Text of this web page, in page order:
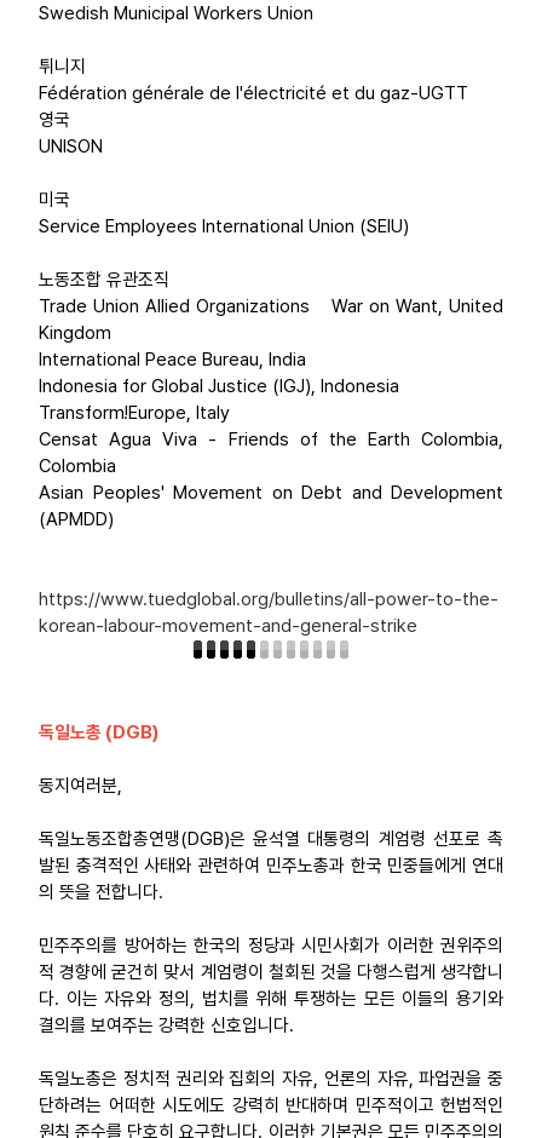
Swedish Municipal Workers Union
튀니지
Fédération générale de l'électricité et du gaz-UGTT
영국
UNISON
미국
Service Employees International Union (SEIU)
노동조합 유관조직
Trade Union Allied Organizations War on Want, United
Kingdom
International Peace Bureau, India
Indonesia for Global Justice (IGJ), Indonesia
Transform!Europe, Italy
Censat Agua Viva - Friends of the Earth Colombia,
Colombia
Asian Peoples' Movement on Debt and Development
(APMDD)
https://www.tuedglobal.org/bulletins/all-power-to-the-
korean-labour-movement-and-general-strike
독일노총 (DGB)
동지여러분,
독일노동조합총연맹(DGB)은 윤석열 대통령의 계엄령 선포로 촉
발된 충격적인 사태와 관련하여 민주노총과 한국 민중들에게 연대
의 뜻을 전합니다.
민주주의를 방어하는 한국의 정당과 시민사회가 이러한 권위주의
적 경향에 굳건히 맞서 계엄령이 철회된 것을 다행스럽게 생각합니
다. 이는 자유와 정의, 법치를 위해 투쟁하는 모든 이들의 용기와
결의를 보여주는 강력한 신호입니다.
독일노총은 정치적 권리와 집회의 자유, 언론의 자유, 파업권을 중
단하려는 어떠한 시도에도 강력히 반대하며 민주적이고 헌법적인
원칙 준수를 단호히 요구합니다. 이러한 기본권은 모든 민주주의의